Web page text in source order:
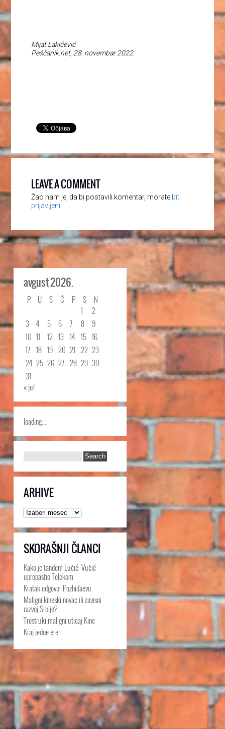
Mijat Lakićević
Peščanik.net, 28. novembar 2022.
LEAVE A COMMENT
Žao nam je, da bi postavili komentar, morate biti
prijavljeni
avgust 2026.
P U S Č P S
N
1
2
3
4 5 6 7 8
9
10 11 12 13 14 15 16
17 18 19 20 21 22 23
24 25 26 27 28 29 30
31
« jul
loading...
ARHIVE
Arhive
SKORAŠNJI ČLANCI
Kako je tandem Lučić–Vučić
upropastio Telekom
Kratak odgovor Pozhidaevu
Maligni kineski novac ili zavisni
razvoj Srbije?
Trostruki maligni uticaj Kine
Kraj jedne ere